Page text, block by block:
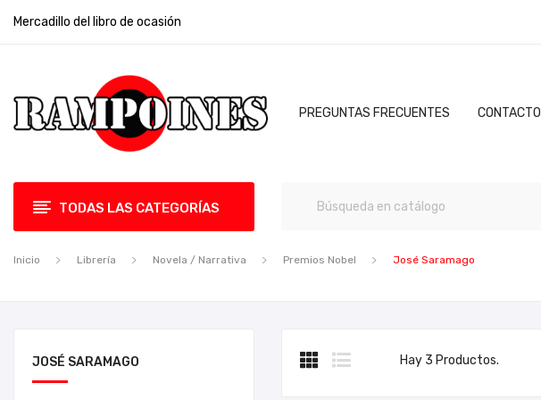
Mercadillo del libro de ocasión
PREGUNTAS FRECUENTES CONTACTO
TODAS LAS CATEGORÍAS
Inicio Librería Novela / Narrativa Premios Nobel José Saramago
JOSÉ SARAMAGO Hay 3 Productos.